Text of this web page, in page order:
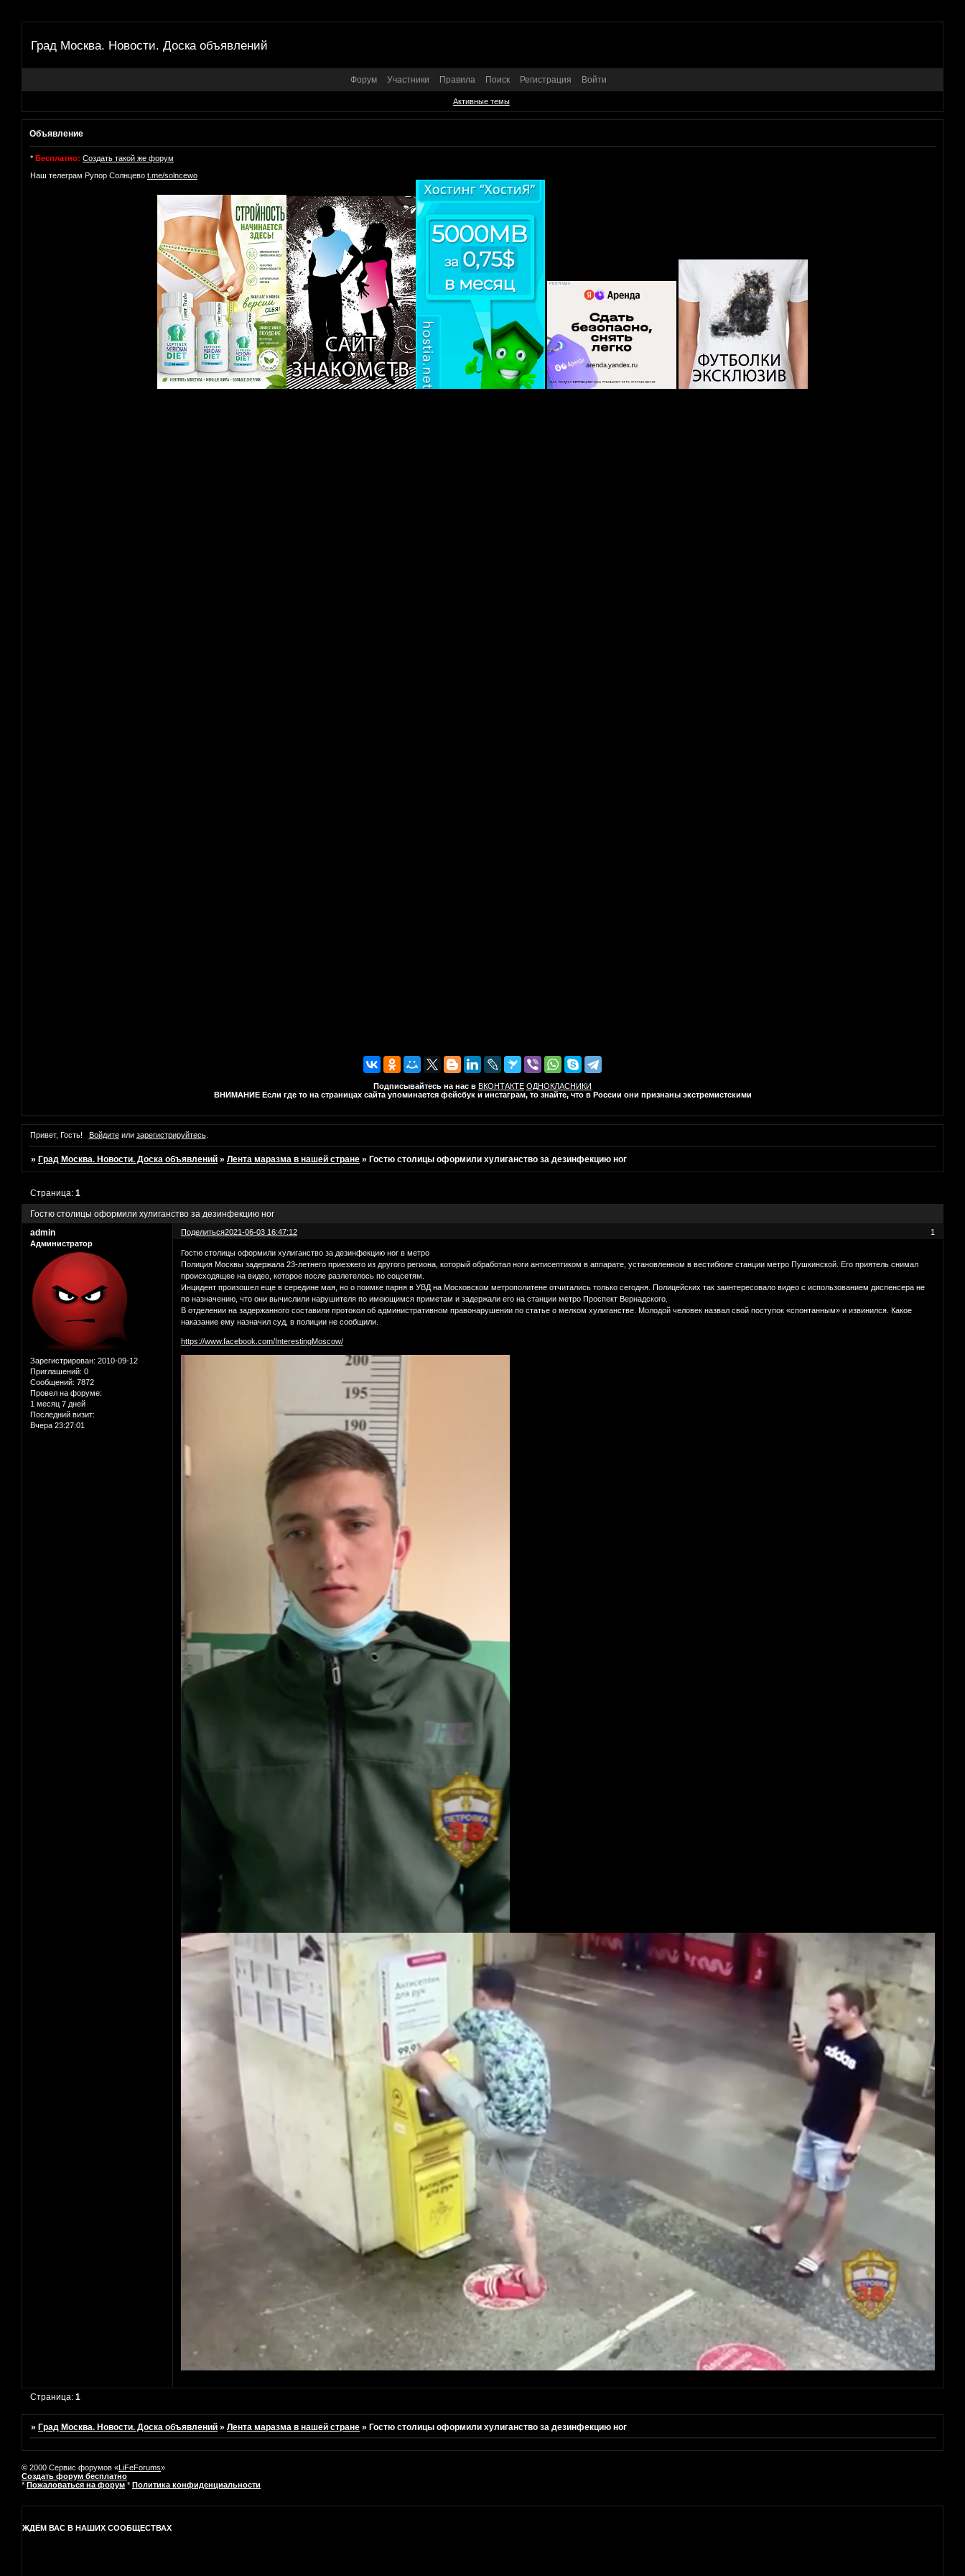
Град Москва. Новости. Доска объявлений
Форум Участники Правила Поиск Регистрация Войти
Активные темы
Объявление
* Бесплатно: Создать такой же форум
Наш телеграм Рупор Солнцево t.me/solncewo
Подписывайтесь на нас в ВКОНТАКТЕ ОДНОКЛАСНИКИ
ВНИМАНИЕ Если где то на страницах сайта упоминается фейсбук и инстаграм, то знайте, что в России они признаны экстремистскими
Привет, Гость! Войдитеили зарегистрируйтесь.
» Град Москва. Новости. Доска объявлений »Лента маразма в нашей стране » Гостю столицы оформили хулиганство за дезинфекцию ног
Гостю столицы оформили хулиганство за дезинфекцию ног
Страница:1
Поделиться 1
2021-06-03 16:47:12
admin
Администратор
Зарегистрирован: 2010-09-12
Приглашений: 0
Сообщений: 7872
Провел на форуме:
1 месяц 7 дней
Последний визит:
Вчера 23:27:01
Гостю столицы оформили хулиганство за дезинфекцию ног в метро
Полиция Москвы задержала 23-летнего приезжего из другого региона, который обработал ноги антисептиком в аппарате, установленном в вестибюле станции метро Пушкинской. Его приятель снимал
происходящее на видео, которое после разлетелось по соцсетям.
Инцидент произошел еще в середине мая, но о поимке парня в УВД на Московском метрополитене отчитались только сегодня. Полицейских так заинтересовало видео с использованием диспенсера не
по назначению, что они вычислили нарушителя по имеющимся приметам и задержали его на станции метро Проспект Вернадского.
В отделении на задержанного составили протокол об административном правонарушении по статье о мелком хулиганстве. Молодой человек назвал свой поступок «спонтанным» и извинился. Какое
наказание ему назначил суд, в полиции не сообщили.
https://www.facebook.com/InterestingMoscow/
Страница:1
»Град Москва. Новости. Доска объявлений »Лента маразма в нашей стране »Гостю столицы оформили хулиганство за дезинфекцию ног
© 2000 Сервис форумов «LiFeForums»
Создать форум бесплатно
* Пожаловаться на форум * Политика конфиденциальности
ЖДЁМ ВАС В НАШИХ СООБЩЕСТВАХ